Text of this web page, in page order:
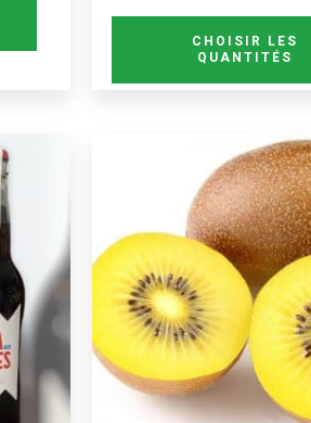
CHOISIR LES
QUANTITÉS
variations.
Les
options
peuvent
être
choisies